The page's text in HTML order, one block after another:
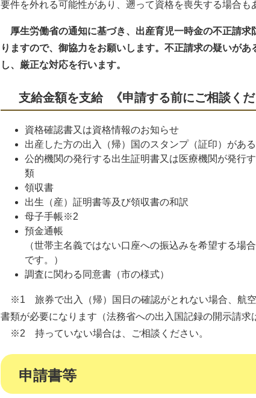
要件を外れる可能性があり、遡って資格を喪失する場合も
厚生労働省の通知に基づき、出産育児一時金の不正請求
りますので、御協力をお願いします。不正請求の疑いが
し、厳正な対応を行います。
支給金額を支給 《申請する前にご相談くだ
資格確認書又は資格情報のお知らせ
出産した方の出入（帰）国のスタンプ（証印）があ
公的機関の発行する出生証明書又は医療機関が発行
類
領収書
出生（産）証明書等及び領収書の和訳
母子手帳※2
預金通帳
（世帯主名義ではない口座への振込みを希望する場
です。）
調査に関わる同意書（市の様式）
※1 旅券で出入（帰）国日の確認がとれない場合、航空
書類が必要になります（法務省への出入国記録の開示請求
※2 持っていない場合は、ご相談ください。
申請書等